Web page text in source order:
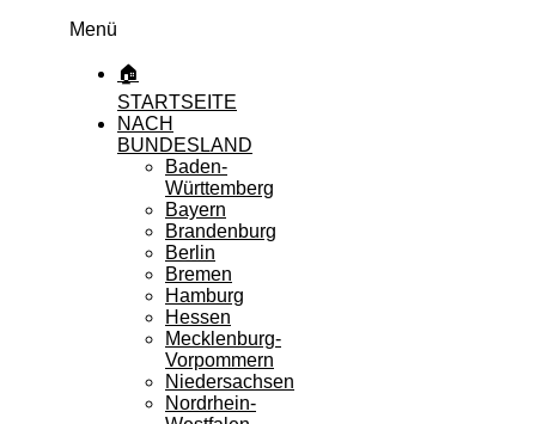
Menü
🏠
STARTSEITE
NACH
BUNDESLAND
Baden-
Württemberg
Bayern
Brandenburg
Berlin
Bremen
Hamburg
Hessen
Mecklenburg-
Vorpommern
Niedersachsen
Nordrhein-